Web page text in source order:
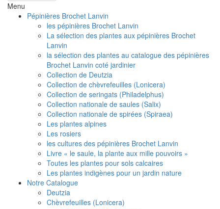
Menu
Pépinières Brochet Lanvin
les pépinières Brochet Lanvin
La sélection des plantes aux pépinières Brochet
Lanvin
la sélection des plantes au catalogue des pépinières
Brochet Lanvin coté jardinier
Collection de Deutzia
Collection de chèvrefeuilles (Lonicera)
Collection de seringats (Philadelphus)
Collection nationale de saules (Salix)
Collection nationale de spirées (Spiraea)
Les plantes alpines
Les rosiers
les cultures des pépinières Brochet Lanvin
Livre « le saule, la plante aux mille pouvoirs »
Toutes les plantes pour sols calcaires
Les plantes indigènes pour un jardin nature
Notre Catalogue
Deutzia
Chèvrefeuilles (Lonicera)